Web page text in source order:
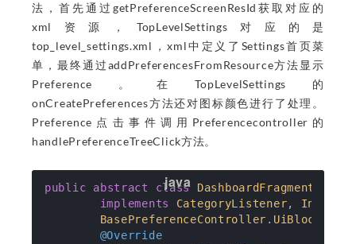
法，首先通过getPreferenceScreenResId获取对应的
xml资源，TopLevelSettings对应的是
top_level_settings.xml，xml中定义了Settings首页菜
单，最终通过addPreferencesFromResource方法显示
Preference。在TopLevelSettings的
onCreatePreferences方法还对图标颜色进行了处理。
Preference点击事件调用Preferencecontroller的
handlePreferenceTreeClick方法。
public abstract class DashboardFragment
implements
CategoryListener,
BasePreferenceController .
@Override